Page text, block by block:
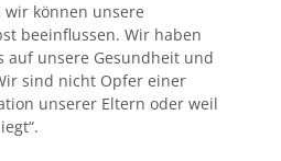
wir können unsere
beeinflussen. Wir haben
auf unsere Gesundheit und
sind nicht Opfer einer
unserer Eltern oder weil